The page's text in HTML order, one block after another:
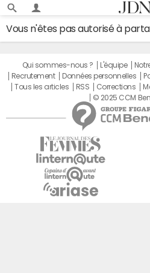
Vous n'êtes pas autorisé à
Qui sommes-nous ? L'équipe
Recrutement
Données personnelles
Tous les articles
RSS Corrections
© 2025 CCM